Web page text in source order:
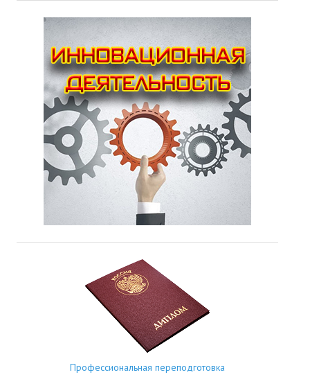
Профессиональная переподготовка